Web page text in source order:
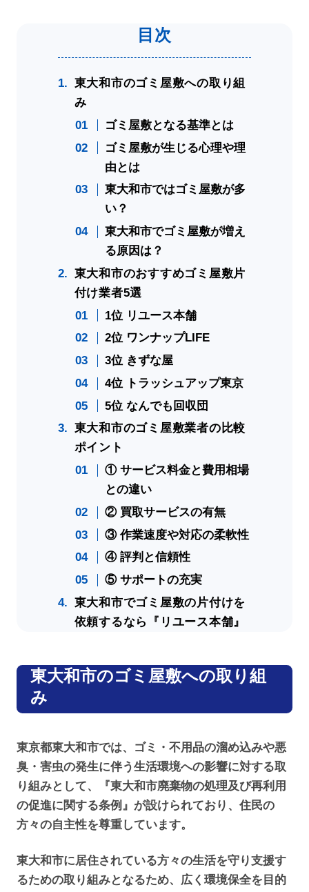
東大和市のゴミ屋敷への取り組
み
ゴミ屋敷となる基準とは
ゴミ屋敷が生じる心理や理
由とは
東大和市ではゴミ屋敷が多
い？
東大和市でゴミ屋敷が増え
る原因は？
東大和市のおすすめゴミ屋敷片
付け業者5選
1位 リユース本舗
2位 ワンナップLIFE
3位 きずな屋
4位 トラッシュアップ東京
5位 なんでも回収団
東大和市のゴミ屋敷業者の比較
ポイント
① サービス料金と費用相場
との違い
② 買取サービスの有無
③ 作業速度や対応の柔軟性
④ 評判と信頼性
⑤ サポートの充実
東大和市でゴミ屋敷の片付けを
依頼するなら『リユース本舗』
東大和市のゴミ屋敷への取り組
み
東京都東大和市では、ゴミ・不用品の溜め込みや悪
臭・害虫の発生に伴う生活環境への影響に対する取
り組みとして、『東大和市廃棄物の処理及び再利用
の促進に関する条例』が設けられており、住民の
方々の自主性を尊重しています。
東大和市に居住されている方々の生活を守り支援す
るための取り組みとなるため、広く環境保全を目的